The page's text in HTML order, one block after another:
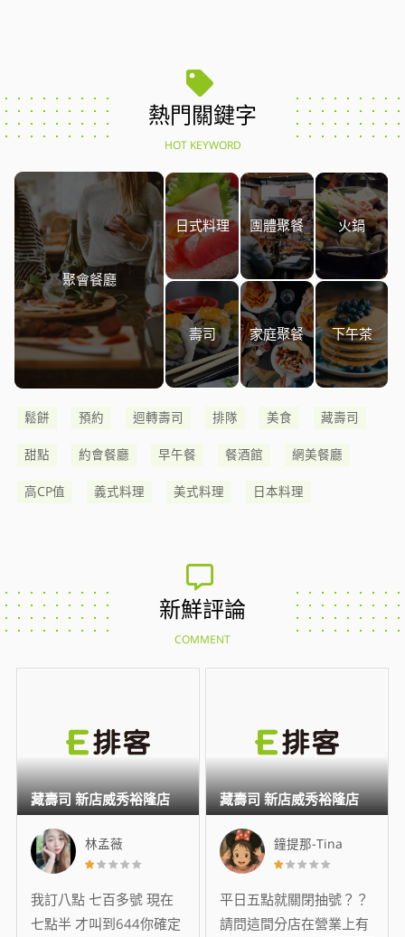
熱門關鍵字
HOT KEYWORD
聚會餐廳
日式料理 團體聚餐 火鍋
壽司 家庭聚餐 下午茶
鬆餅 預約 迴轉壽司 排隊 美食 藏壽司
甜點 約會餐廳 早午餐 餐酒館 網美餐廳
高CP值 義式料理 美式料理 日本料理
新鮮評論
COMMENT
林孟薇
我訂八點 七百多號 現在
七點半 才叫到644你確定
藏壽司 新店威秀裕隆店
鐘提那-Tina
平日五點就關閉抽號？？
請問這間分店在營業上有
藏壽司 新店威秀裕隆店